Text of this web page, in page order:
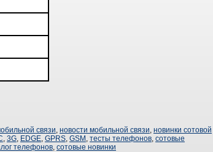
связи, новости мобильной связи, новинки сотовой
, 3G, EDGE, GPRS, GSM , тесты телефонов, сотовые
телефонов, сотовые новинки